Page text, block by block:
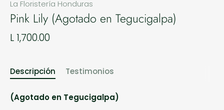
La Floristería Honduras
Pink Lily (Agotado en Tegucigalpa)
L 1,700.00
Descripción Testimonios
(Agotado en Tegucigalpa)